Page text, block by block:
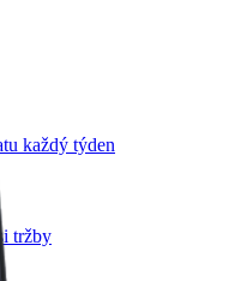
každý týden
tržby